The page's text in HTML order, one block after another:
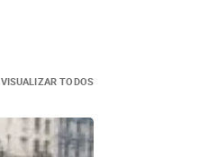
VISUALIZAR TODOS